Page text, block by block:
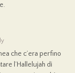
che c’era perfino
l’Hallelujah di